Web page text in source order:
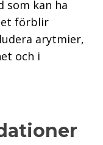
som kan ha
förblir
arytmier,
och i